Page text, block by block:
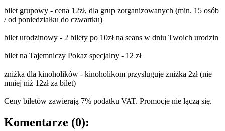
Google.
Czy jesteś właścicielem tej witryny? OK
bilet grupowy - cena 12zł, dla grup zorganizowanych (min. 15 osób
/ od poniedziałku do czwartku)
bilet urodzinowy - 2 bilety po 10zł na seans w dniu Twoich urodzin
bilet na Tajemniczy Pokaz specjalny - 12 zł
zniżka dla kinoholików - kinoholikom przysługuje zniżka 2zł (nie
mniej niż 12zł za bilet)
Ceny biletów zawierają 7% podatku VAT. Promocje nie łączą się.
Komentarze (0):